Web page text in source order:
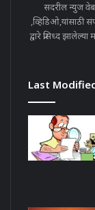
सदरील न्युज वेब
द्वारे प्रसिध्द
Last